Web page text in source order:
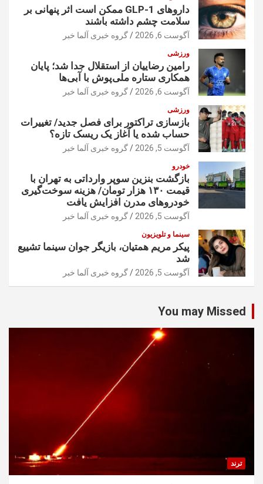
داروهای GLP-1 ممکن است اثر پنهانی بر
سلامت چشم داشته باشند
آگوست 6, 2026 گروه خبری آلما خبر
ورزشی
رامین رضاییان از استقلال جدا شد؛ پایان
همکاری ستاره ملی‌پوش با آبی‌ها
آگوست 6, 2026 گروه خبری آلما خبر
ورزشی
بازسازی تراکتور برای فصل جدید/ تغییرات
حساب شده یا آغاز یک ریسک تازه؟
آگوست 5, 2026 گروه خبری آلما خبر
خودرو
بازگشت بنزین سوپر وارداتی به تهران با
قیمت ۱۳۰ هزار تومان/ هزینه سوخت‌گیری
خودرو‌های مدرن افزایش یافت
آگوست 5, 2026 گروه خبری آلما خبر
سینما و تلویزیون
پیکر مریم همتیان، بازیگر جوان سینما تشییع
شد
آگوست 5, 2026 گروه خبری آلما خبر
You may Missed
ترند